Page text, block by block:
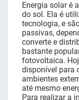
Energia solar é
do sol. Ela é
tecnologia, e
passivas,
converte e
bastante
fotovoltaica.
disponível para
ambientes
até mesmo
Para realizar a